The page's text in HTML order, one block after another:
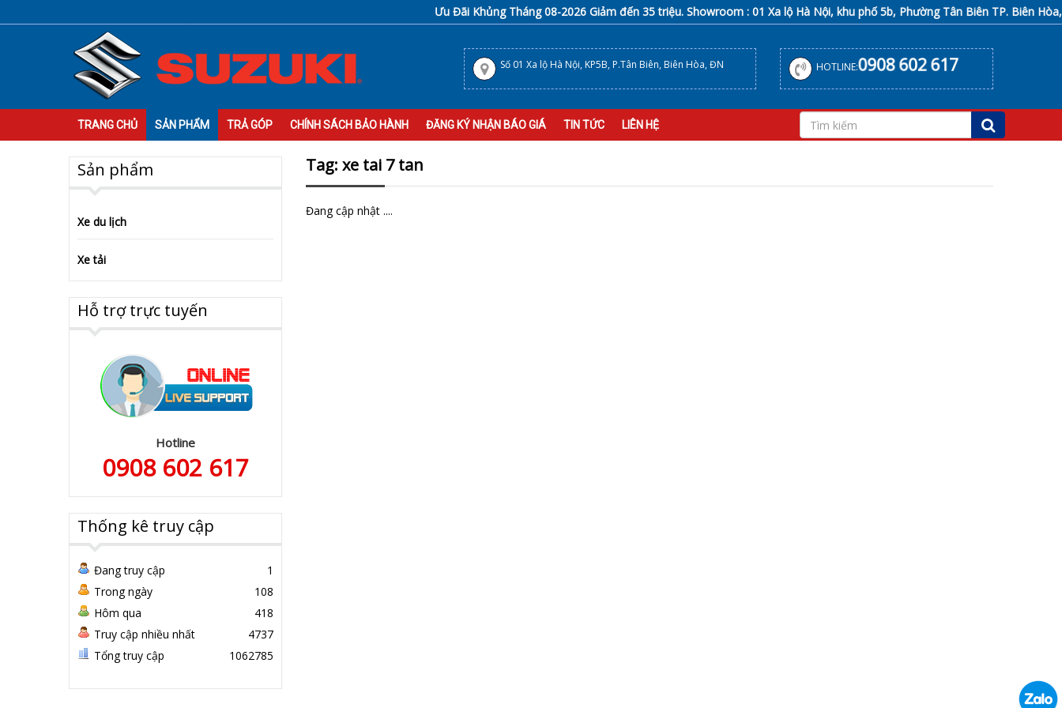
Ưu Đãi Khủng Tháng 08-2026 Giảm đến 35 triệu. Showroom : 01 Xa lộ Hà Nội, khu phố 5b, Phường Tân Biên TP. Biên Hòa,
Số 01 Xa lộ Hà Nội, KP5B, P.Tân Biên, Biên Hòa, ĐN HOTLINE:0908 602 617
TRANG CHỦ SẢN PHẨM TRẢ GÓP CHÍNH SÁCH BẢO HÀNH ĐĂNG KÝ NHẬN BÁO GIÁ TIN TỨC LIÊN HỆ
Tag: xe tai 7 tan
Đang cập nhật ....
Sản phẩm
Xe du lịch
Xe tải
Hỗ trợ trực tuyến
Hotline
0908 602 617
Thống kê truy cập
Đang truy cập
1
Trong ngày
108
Hôm qua
418
Truy cập nhiều nhất
4737
Tổng truy cập
1062785